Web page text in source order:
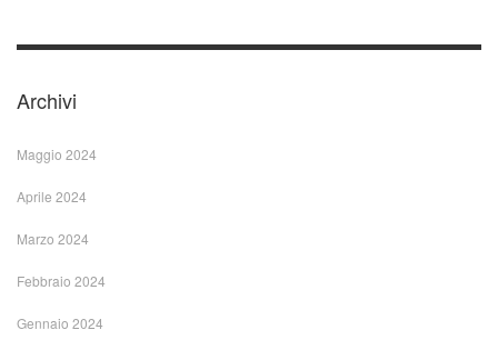
Archivi
Maggio 2024
Aprile 2024
Marzo 2024
Febbraio 2024
Gennaio 2024